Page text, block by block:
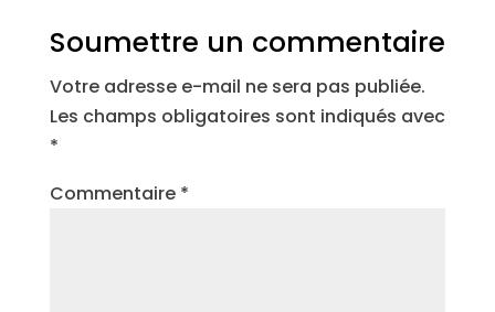
Soumettre un commentaire
Votre adresse e-mail ne sera pas publiée.
Les champs obligatoires sont indiqués avec
*
Commentaire *